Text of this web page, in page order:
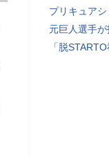
プリキュア
元巨人選手
「脱